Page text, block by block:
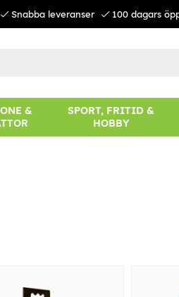
Snabba leveranser 100 dagars
&
SPORT, FRITID &
HOBBY